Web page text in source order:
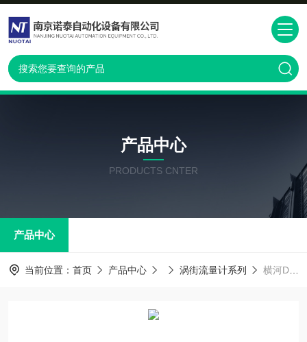
产品中心
PRODUCTS CNTER
产品中心
当前位置： 首页 产品中心 涡街流量计系列 横河DY涡街流量计南京代理商